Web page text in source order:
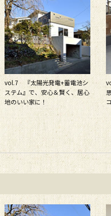
vol.7 『太陽光発電+蓄電池シ
ステム』で、安心＆賢く、居心
地のいい家に！